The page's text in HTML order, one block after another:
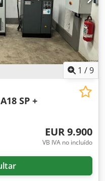
1 /9
SP +
EUR 9.900
VB IVA no incluído